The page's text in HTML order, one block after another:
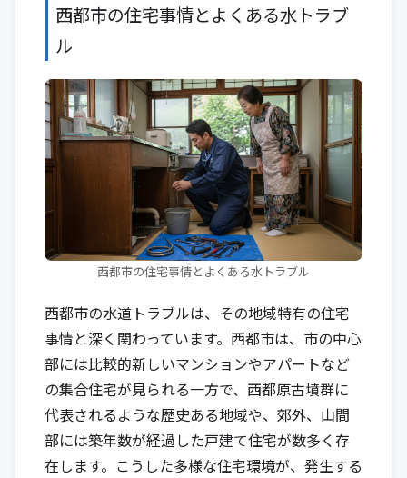
西都市の住宅事情とよくある水トラブ
ル
西都市の住宅事情とよくある水トラブル
西都市の水道トラブルは、その地域特有の住宅
事情と深く関わっています。西都市は、市の中心
部には比較的新しいマンションやアパートなど
の集合住宅が見られる一方で、西都原古墳群に
代表されるような歴史ある地域や、郊外、山間
部には築年数が経過した戸建て住宅が数多く存
在します。こうした多様な住宅環境が、発生する